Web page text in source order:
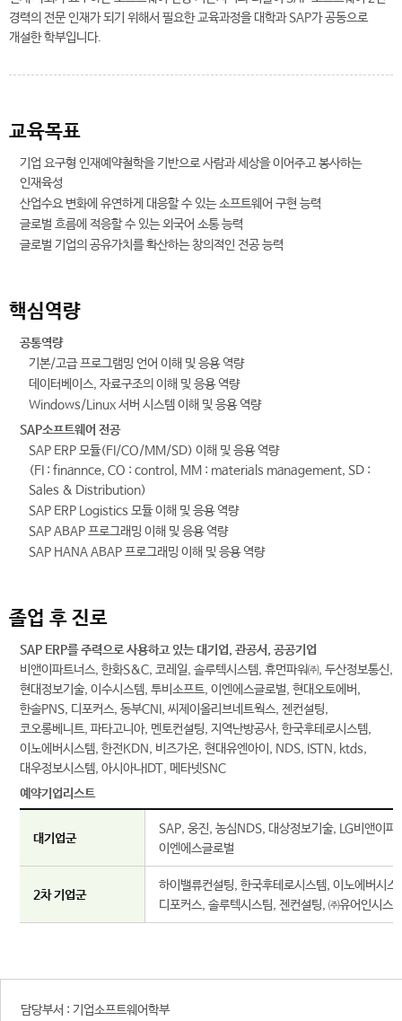
경력의 전문 인재가 되기 위해서 필요한 교육과정을 대학과 SAP가 공동으로
개설한 학부입니다.
교육목표
기업 요구형 인재예약철학을 기반으로 사람과 세상을 이어주고 봉사하는
인재육성
산업수요 변화에 유연하게 대응할 수 있는 소프트웨어 구현 능력
글로벌 흐름에 적응할 수 있는 외국어 소통 능력
글로벌 기업의 공유가치를 확산하는 창의적인 전공 능력
핵심역량
공통역량
기본/고급 프로그램밍 언어 이해 및 응용 역량
데이터베이스, 자료구조의 이해 및 응용 역량
Windows/Linux 서버 시스템 이해 및 응용 역량
SAP소프트웨어 전공
SAP ERP 모듈(FI/CO/MM/SD) 이해 및 응용 역량
(FI : finannce, CO : control, MM : materials management, SD :
Sales & Distribution)
SAP ERP Logistics 모듈 이해 및 응용 역량
SAP ABAP 프로그래밍 이해 및 응용 역량
SAP HANA ABAP 프로그래밍 이해 및 응용 역량
졸업 후 진로
SAP ERP를 주력으로 사용하고 있는 대기업, 관공서, 공공기업
비앤이파트너스, 한화S&C, 코레일, 솔루텍시스템, 휴먼파워㈜, 두산정보통신,
현대정보기술, 이수시스템, 투비소프트, 이엔에스글로벌, 현대오토에버,
한솔PNS, 디포커스, 동부CNI, 씨제이올리브네트웍스, 젠컨설팅,
코오롱베니트, 파타고니아, 멘토컨설팅, 지역난방공사, 한국후테로시스템,
이노에버시스템, 한전KDN, 비즈가온, 현대유엔아이, NDS, ISTN, ktds,
대우정보시스템, 아시아나IDT, 메타넷SNC
예약기업리스트
대기업군
SAP, 웅진, 농심NDS, 대상정보기술, LG비앤이
이엔에스글로벌
2차 기업군
하이밸류컨설팅, 한국후테로시스템, 이노에버시
디포커스, 솔루텍시스팀, 젠컨설팅, ㈜유어인시스
담당부서 : 기업소프트웨어학부